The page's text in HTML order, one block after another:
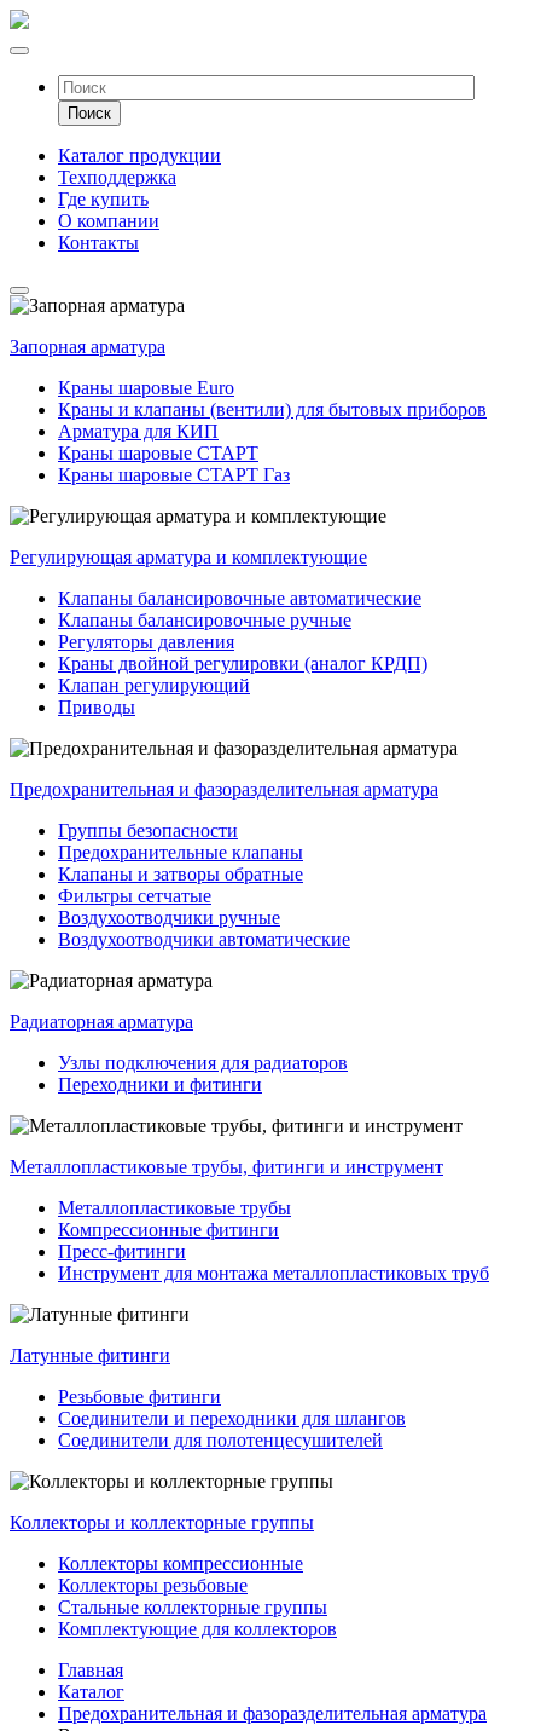
Каталог продукции
Техподдержка
Где купить
О компании
Контакты
Запорная арматура
Краны шаровые Euro
Краны и клапаны (вентили) для бытовых приборов
Арматура для КИП
Краны шаровые СТАРТ
Краны шаровые СТАРТ Газ
Регулирующая арматура и комплектующие
Клапаны балансировочные автоматические
Клапаны балансировочные ручные
Регуляторы давления
Краны двойной регулировки (аналог КРДП)
Клапан регулирующий
Приводы
Предохранительная и фазоразделительная арматура
Группы безопасности
Предохранительные клапаны
Клапаны и затворы обратные
Фильтры сетчатые
Воздухоотводчики ручные
Воздухоотводчики автоматические
Радиаторная арматура
Узлы подключения для радиаторов
Переходники и фитинги
Металлопластиковые трубы, фитинги и инструмент
Металлопластиковые трубы
Компрессионные фитинги
Пресс-фитинги
Инструмент для монтажа металлопластиковых труб
Латунные фитинги
Резьбовые фитинги
Соединители и переходники для шлангов
Соединители для полотенцесушителей
Коллекторы и коллекторные группы
Коллекторы компрессионные
Коллекторы резьбовые
Стальные коллекторные группы
Комплектующие для коллекторов
Главная
Каталог
Предохранительная и фазоразделительная арматура